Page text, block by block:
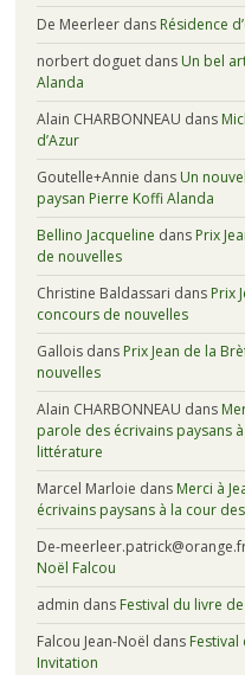
De Meerleerdans Résidence
norbert doguetdans Un bel
Alanda
Alain CHARBONNEAU dans
d’Azur
Goutelle+Annie dans Un
paysan Pierre Koffi Alanda
Bellino Jacqueline dans Prix
de nouvelles
Christine Baldassari dans Prix
concours de nouvelles
Galloisdans Prix Jean de la
nouvelles
Alain CHARBONNEAU dans
parole des écrivains paysans
littérature
Marcel Marloie dans Merci à
écrivains paysans à la cour
De-
Noël Falcou
admin dans Festival du livre
Falcou Jean-Noël dans
Invitation